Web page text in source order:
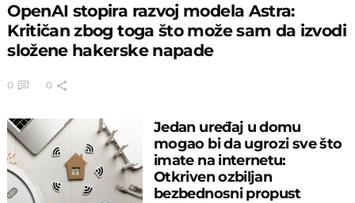
OpenAI stopira razvoj modela Astra:
Kritičan zbog toga što može sam da izvodi
složene hakerske napade
0 0
Jedan uređaj u domu
mogao bi da ugrozi sve što
imate na internetu:
Otkriven ozbiljan
bezbednosni propust